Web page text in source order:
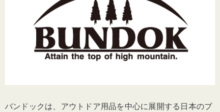
バンドックは、アウトドア用品を中心に展開する日本のブ